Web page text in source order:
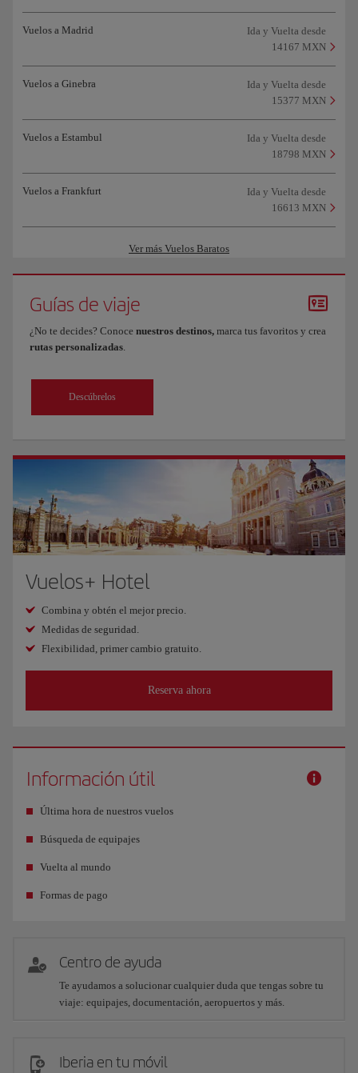
Vuelos a Madrid
Ida y Vuelta desde
14167 MXN
Vuelos a Ginebra
Ida y Vuelta desde
15377 MXN
Vuelos a Estambul
Ida y Vuelta desde
18798 MXN
Vuelos a Frankfurt
Ida y Vuelta desde
16613 MXN
Ver más Vuelos Baratos
Guías de viaje
¿No te decides? Conoce nuestros destinos, marca tus favoritos y crea
rutas personalizadas.
Descúbrelos
Vuelos+ Hotel
Combina y obtén el mejor precio.
Medidas de seguridad.
Flexibilidad, primer cambio gratuito.
Reserva ahora
Información útil
Última hora de nuestros vuelos
Búsqueda de equipajes
Vuelta al mundo
Formas de pago
Centro de ayuda
Te ayudamos a solucionar cualquier duda que tengas sobre tu
viaje: equipajes, documentación, aeropuertos y más.
Iberia en tu móvil